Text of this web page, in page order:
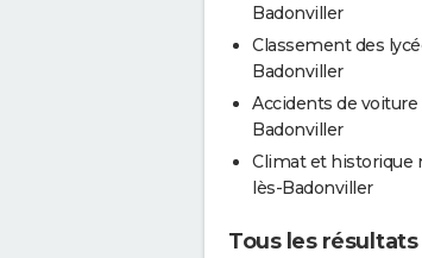
Badonviller
Classement des
Badonviller
Accidents de
Badonviller
Climat et historique
lès-Badonviller
Tous les